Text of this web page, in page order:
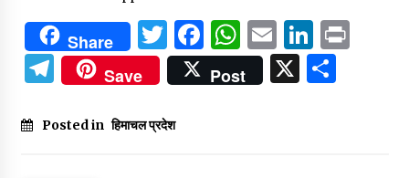
Share Twitter
Facebook
WhatsApp
Email
Telegram
Save Post X
Posted in हिमाचल प्रदेश